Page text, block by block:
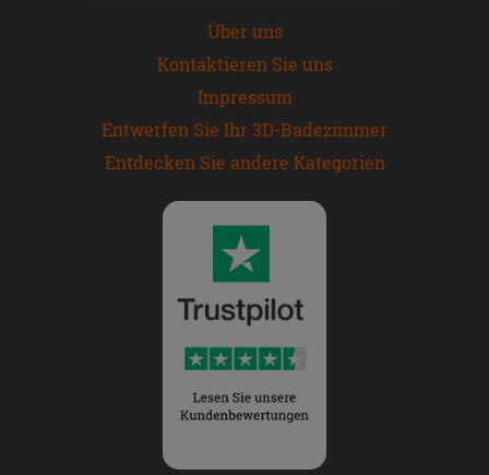
Über uns
Kontaktieren Sie uns
Impressum
Entwerfen Sie Ihr 3D-Badezimmer
Entdecken Sie andere Kategorien